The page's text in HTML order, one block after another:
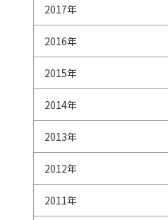
2017年
2016年
2015年
2014年
2013年
2012年
2011年